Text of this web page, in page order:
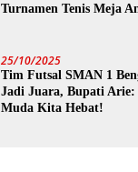
Turnamen Tenis Meja
25/10/2025
Tim Futsal SMAN 1
Jadi Juara, Bupati
Muda Kita Hebat!